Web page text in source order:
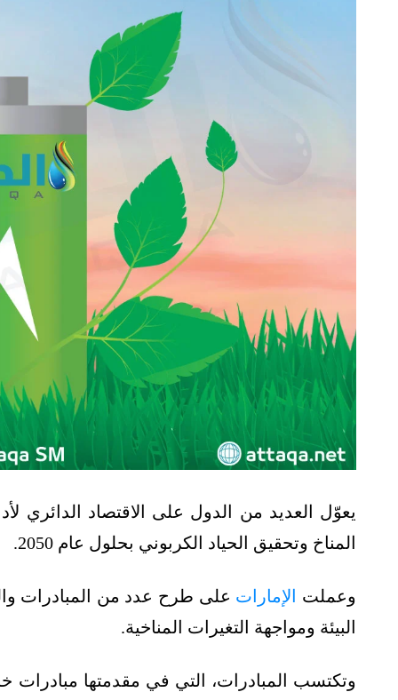
يعوّل العديد من الدول على الاقتصاد الدائري
المناخ وتحقيق الحياد الكربوني بحلول عام 2050.
وعملت الإمارات على طرح عدد من المبادرات
البيئة ومواجهة التغيرات المناخية.
وتكتسب المبادرات، التي في مقدمتها مبادرات